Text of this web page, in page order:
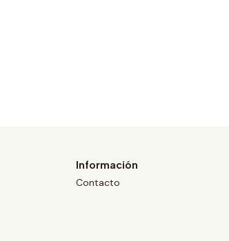
Información
Contacto